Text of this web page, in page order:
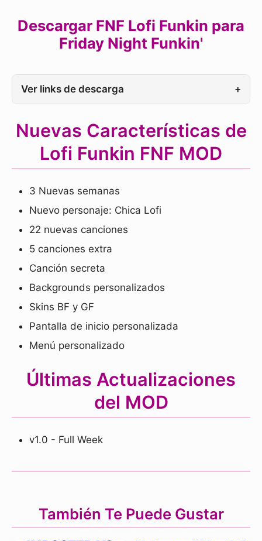
Descargar FNF Lofi Funkin para
Friday Night Funkin'
Ver links de descarga +
Nuevas Características de
Lofi Funkin FNF MOD
3 Nuevas semanas
Nuevo personaje: Chica Lofi
22 nuevas canciones
5 canciones extra
Canción secreta
Backgrounds personalizados
Skins BF y GF
Pantalla de inicio personalizada
Menú personalizado
Últimas Actualizaciones
del MOD
v1.0 - Full Week
También Te Puede Gustar